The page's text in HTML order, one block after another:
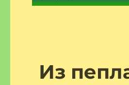
Из